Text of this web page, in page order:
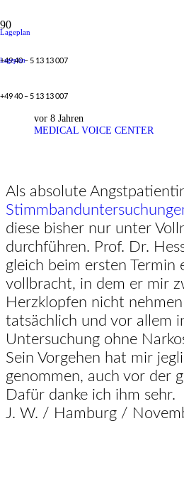
Lageplan
+49 40 – 5 13 13 007
Lageplan
+49 40 – 5 13 13 007
vor 8 Jahren
MEDICAL VOICE CENTER
Als absolute
diese bisher nur unter
durchführen. Prof. Dr.
gleich beim ersten Termin
vollbracht, in dem er mir
Herzklopfen nicht
tatsächlich und vor allem
Untersuchung ohne
Sein Vorgehen hat mir
genommen, auch vor der
Dafür danke ich ihm sehr.
J. W. / Hamburg /